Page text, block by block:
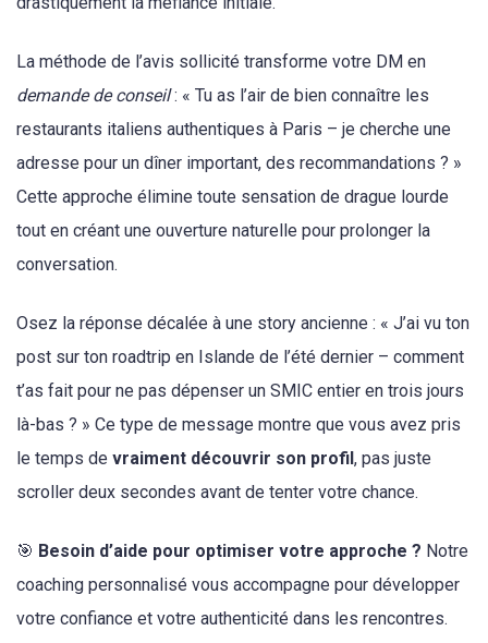
La méthode de l’avis sollicité transforme votre DM en
demande de conseil: « Tu as l’air de bien connaître les
restaurants italiens authentiques à Paris – je cherche une
adresse pour un dîner important, des recommandations ? »
Cette approche élimine toute sensation de drague lourde
tout en créant une ouverture naturelle pour prolonger la
conversation.
Osez la réponse décalée à une story ancienne : « J’ai vu ton
post sur ton roadtrip en Islande de l’été dernier – comment
t’as fait pour ne pas dépenser un SMIC entier en trois jours
là-bas ? » Ce type de message montre que vous avez pris
le temps de vraiment découvrir son profil , pas juste
scroller deux secondes avant de tenter votre chance.
🎯 Besoin d’aide pour optimiser votre approche ? Notre
coaching personnalisé vous accompagne pour développer
votre confiance et votre authenticité dans les rencontres.